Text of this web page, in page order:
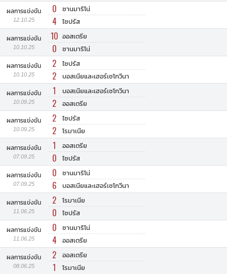
ผลการแข่งขัน
12.10.25
0 ซานมาริโน่
4 ไซปรัส
ผลการแข่งขัน
10.10.25
10 ออสเตรีย
0 ซานมาริโน่
ผลการแข่งขัน
10.10.25
2 ไซปรัส
2 บอสเนียและเฮอร์เซโกวีนา
ผลการแข่งขัน
10.09.25
1 บอสเนียและเฮอร์เซโกวีนา
2 ออสเตรีย
ผลการแข่งขัน
10.09.25
2 ไซปรัส
2 โรมาเนีย
ผลการแข่งขัน
07.09.25
1 ออสเตรีย
0 ไซปรัส
ผลการแข่งขัน
07.09.25
0 ซานมาริโน่
6 บอสเนียและเฮอร์เซโกวีนา
ผลการแข่งขัน
11.06.25
2 โรมาเนีย
0 ไซปรัส
ผลการแข่งขัน
11.06.25
0 ซานมาริโน่
4 ออสเตรีย
ผลการแข่งขัน
08.06.25
2 ออสเตรีย
1 โรมาเนีย